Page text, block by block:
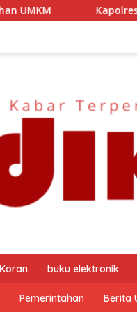
Kota Silaturahmi ke
buku elektronik
Pemerintahan Berita